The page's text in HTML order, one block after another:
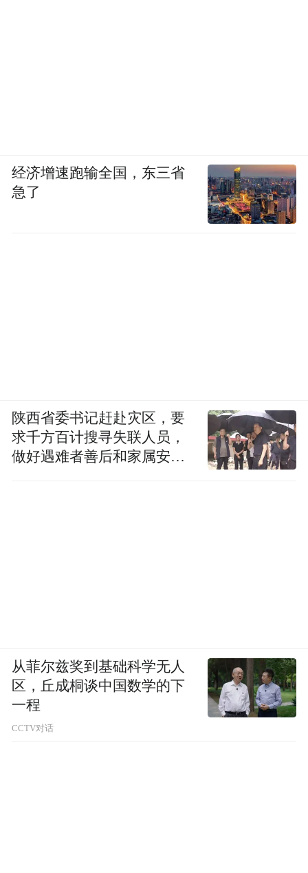
经济增速跑输全国，东三省
急了
陕西省委书记赶赴灾区，要
求千方百计搜寻失联人员，
做好遇难者善后和家属安抚
从菲尔兹奖到基础科学无人
区，丘成桐谈中国数学的下
一程
CCTV对话